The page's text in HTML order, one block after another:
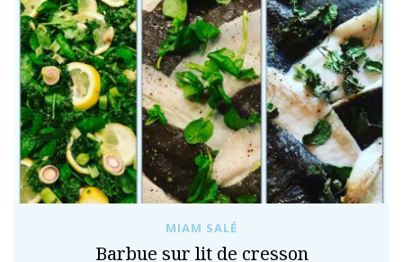
MIAM SALÉ
Barbue sur lit de cresson